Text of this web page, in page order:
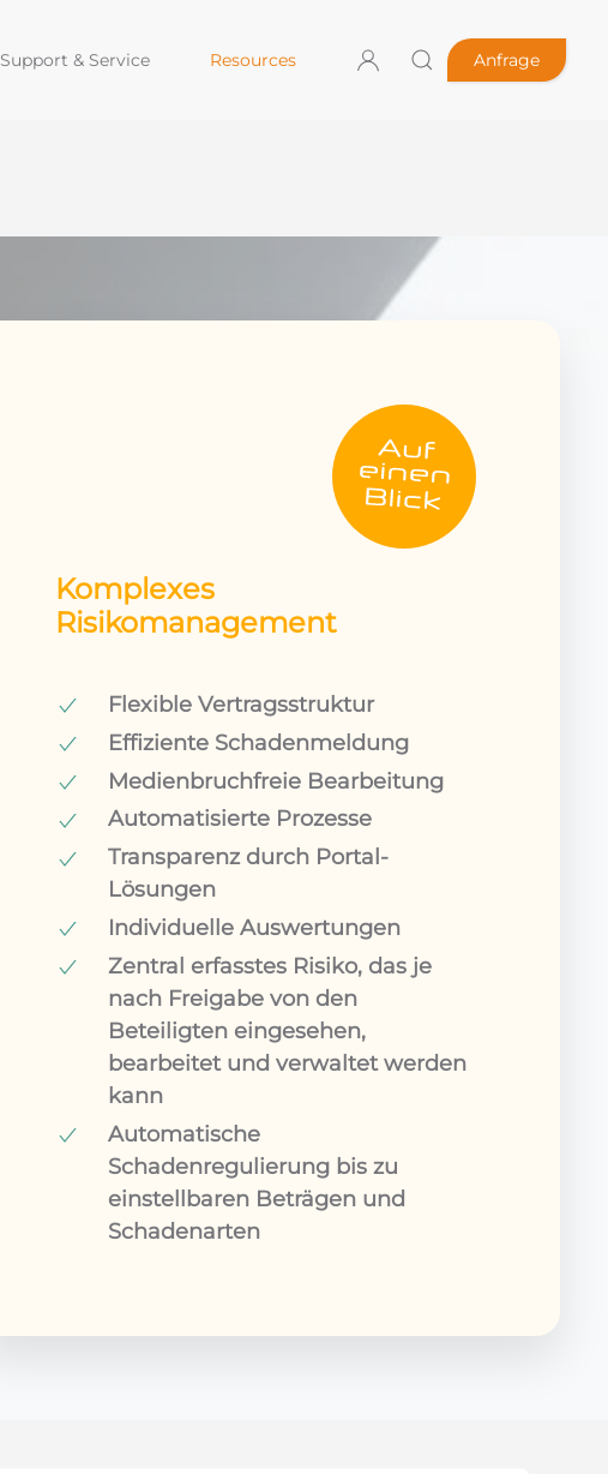
Support & Service Resources Anfrage
Komplexes
Risikomanagement
Flexible Vertragsstruktur
Effiziente Schadenmeldung
Medienbruchfreie Bearbeitung
Automatisierte Prozesse
Transparenz durch Portal-
Lösungen
Individuelle Auswertungen
Zentral erfasstes Risiko, das je
nach Freigabe von den
Beteiligten eingesehen,
bearbeitet und verwaltet werden
kann
Automatische
Schadenregulierung bis zu
einstellbaren Beträgen und
Schadenarten